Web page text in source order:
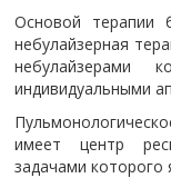
Основой терапии
небулайзерная
небулайзерами
индивидуальными
имеет центр
задачами которого